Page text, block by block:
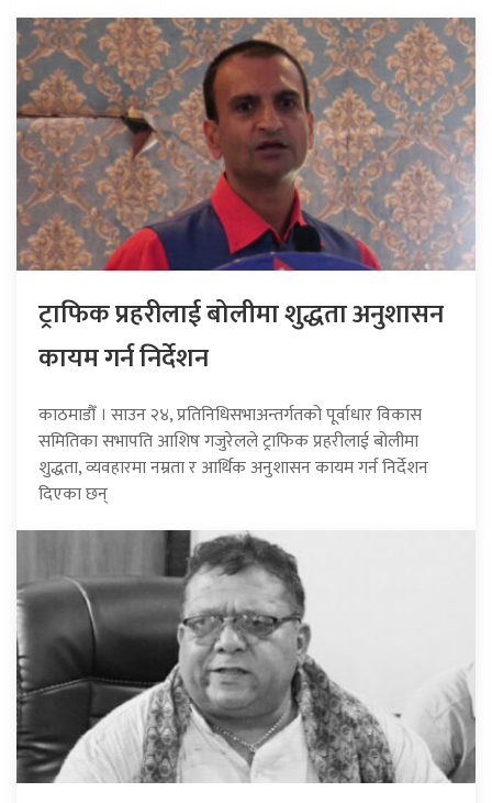
ट्राफिक प्रहरीलाई बोलीमा शुद्धता अनुशासन
कायम गर्न निर्देशन
काठमाडौँ । साउन २४, प्रतिनिधिसभाअन्तर्गतको पूर्वाधार विकास
समितिका सभापति आशिष गजुरेलले ट्राफिक प्रहरीलाई बोलीमा
शुद्धता, व्यवहारमा नम्रता र आर्थिक अनुशासन कायम गर्न निर्देशन
दिएका छन्